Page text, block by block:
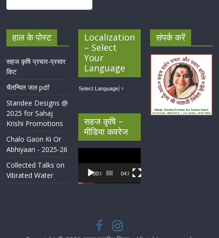
हाल के पोस्ट
सहज कृषि प्रचार-प्रसार
किट
चैतन्यित जल pdf
Standee Designs @
2025 for Sahaj
Krishi Promotions
Chalo Gaon Ki Or
Abhiyaan - 2025-26
Collected Talks on
Vibrated Water
Localization
– Select
Your
Language
Select Language ▼
सहज कृषि –
मीडिया कवरेज
Player
00:00 04:07
संपर्क करें